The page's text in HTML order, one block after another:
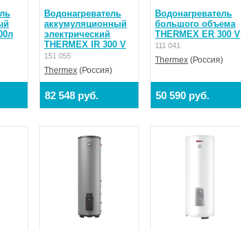
Водонагреватель
аккумуляционный
электрический
THERMEX IR 300 V
151 055
Thermex (Россия)
82 548 руб.
Водонагреватель
большого объема
THERMEX ER 300 V
111 041
Thermex (Россия)
50 590 руб.